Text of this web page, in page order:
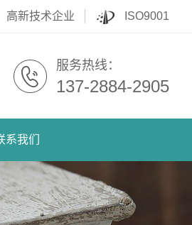
高新技术企业 ISO9001
服务热线：
137-2884-2905
系我们